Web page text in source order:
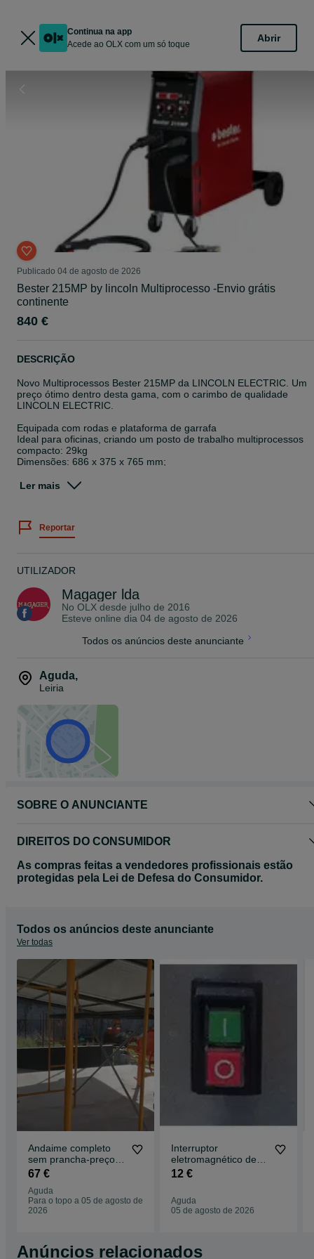
Continua na app
Acede ao OLX com um só toque
Abrir
Publicado 04 de agosto de 2026
Bester 215MP by lincoln Multiprocesso -Envio grátis
continente
840 €
DESCRIÇÃO
Novo Multiprocessos Bester 215MP da LINCOLN ELECTRIC. Um
preço ótimo dentro desta gama, com o carimbo de qualidade
LINCOLN ELECTRIC.
Equipada com rodas e plataforma de garrafa
Ideal para oficinas, criando um posto de trabalho multiprocessos
compacto: 29kg
Dimensões: 686 x 375 x 765 mm;
utilização mais fácil do arranque de soldadura: o eletrodo agarra
Apto para bobines até 15kg de 0,6 a 1.1mm;
Possui ajuste de induntância para regular mais ou menos
ou sem gás;
Monofásico, com tecnologia Inverter para garantir os melhores
resultados;
Ciclo de trabalho MIG de 200A a 10%, e 180A a 15% em Eletrodo;
Display digital para feedback em tempo real da saída de
gás e sem gás;
Resultados excepcionais em soldadura MIG com gás ou sem gás;
Outros aparelhos e consumíveis. Também MAGnificos a preços
MAGríssimos
Aceitamos pagamentos por transferência bancaria, multibanco ou
contra reembolso.
Enviamos para todo o país
Ler mais
Reportar
UTILIZADOR
Magager lda
No OLX desde julho de 2016
Esteve online dia 04 de agosto de 2026
Todos os anúncios deste anunciante
Aguda,
Leiria
SOBRE O ANUNCIANTE
DIREITOS DO CONSUMIDOR
As compras feitas a vendedores profissionais estão
protegidas pela Lei de Defesa do Consumidor.
Todos os anúncios deste anunciante
Ver todas
Andaime completo
sem prancha-preços
MAGríssimos sempre
67 €
Aguda
Para o topo a 05 de agosto de
2026
Interruptor
eletromagnético de
KEDU
12 €
Aguda
05 de agosto de 2026
Anúncios relacionados